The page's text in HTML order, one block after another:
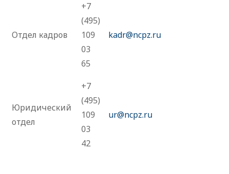
Отдел кадров
+7
(495)
109
03
65
kadr@ncpz.ru
Юридический
отдел
+7
(495)
109
03
42
ur@ncpz.ru